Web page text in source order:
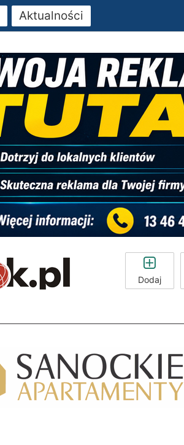
Aktualności
Dodaj